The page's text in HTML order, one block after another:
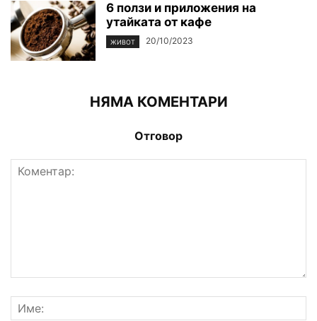
6 ползи и приложения на
утайката от кафе
ЖИВОТ 20/10/2023
НЯМА КОМЕНТАРИ
Отговор